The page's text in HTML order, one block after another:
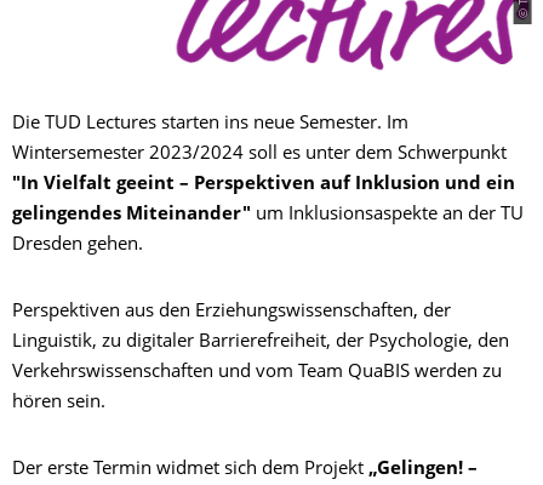
Die TUD Lectures starten ins neue Semester. Im
Wintersemester 2023/2024 soll es unter dem Schwerpunkt
"In Vielfalt geeint – Perspektiven auf Inklusion und ein
gelingendes Miteinander" um Inklusionsaspekte an der TU
Dresden gehen.
Perspektiven aus den Erziehungswissenschaften, der
Linguistik, zu digitaler Barrierefreiheit, der Psychologie, den
Verkehrswissenschaften und vom Team QuaBIS werden zu
hören sein.
Der erste Termin widmet sich dem Projekt „Gelingen! –